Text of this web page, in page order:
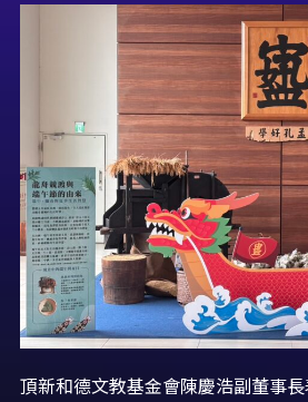
頂新和德文教基金會陳慶浩副董事